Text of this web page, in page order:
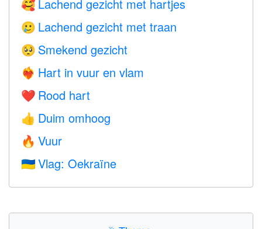
🥰 Lachend gezicht met hartjes
🥲 Lachend gezicht met traan
🥺 Smekend gezicht
❤️‍🔥 Hart in vuur en vlam
❤️ Rood hart
👍 Duim omhoog
🔥 Vuur
🇺🇦 Vlag: Oekraïne